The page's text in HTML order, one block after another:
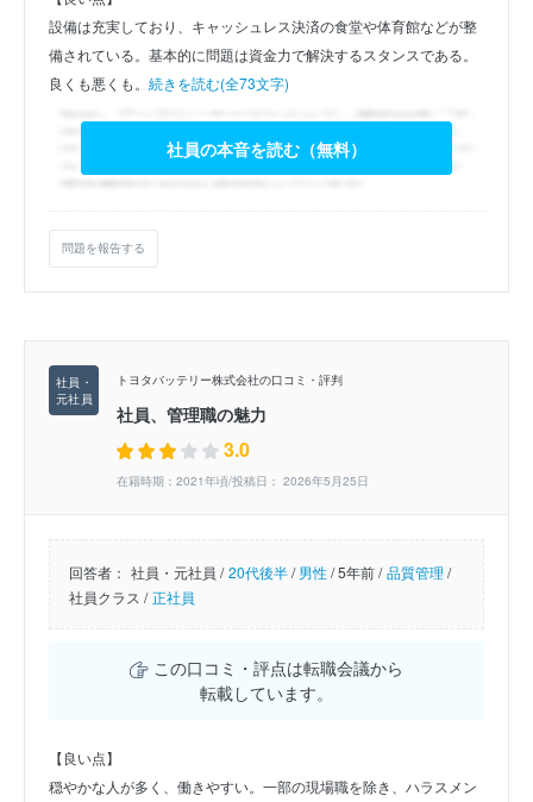
設備は充実しており、キャッシュレス決済の食堂や体育館などが整
備されている。基本的に問題は資金力で解決するスタンスである。
良くも悪くも。 続きを読む(全73文字)
社員の本音を読む（無料）
問題を報告する
トヨタバッテリー株式会社の口コミ・評判
社員、管理職の魅力
3.0
在籍時期：2021年頃/投稿日： 2026年5月25日
回答者： 社員・元社員 / 20代後半/男性/5年前 / 品質管理 /
社員クラス / 正社員
この口コミ・評点は転職会議から
転載しています。
【良い点】
穏やかな人が多く、働きやすい。一部の現場職を除き、ハラスメン